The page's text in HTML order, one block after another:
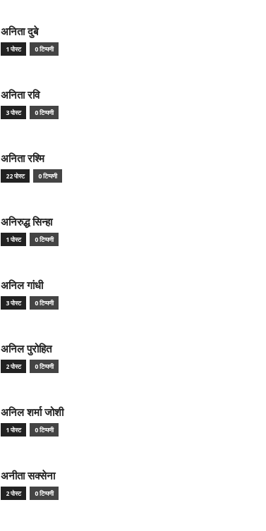
अनिता दुबे
1 पोस्ट 0 टिप्पणी
अनिता रवि
3 पोस्ट 0 टिप्पणी
अनिता रश्मि
22 पोस्ट 0 टिप्पणी
अनिरुद्ध सिन्हा
1 पोस्ट 0 टिप्पणी
अनिल गांधी
3 पोस्ट 0 टिप्पणी
अनिल पुरोहित
2 पोस्ट 0 टिप्पणी
अनिल शर्मा जोशी
1 पोस्ट 0 टिप्पणी
अनीता सक्सेना
2 पोस्ट 0 टिप्पणी